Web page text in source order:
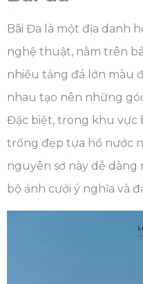
Bãi Đa là một địa danh
nghệ thuật, nằm trên
nhiều tảng đá lớn màu
nhau tạo nên những
Đặc biệt, trong khu vực
trống đẹp tựa hồ nước
nguyên sơ này dễ
bộ ảnh cưới ý nghĩa và